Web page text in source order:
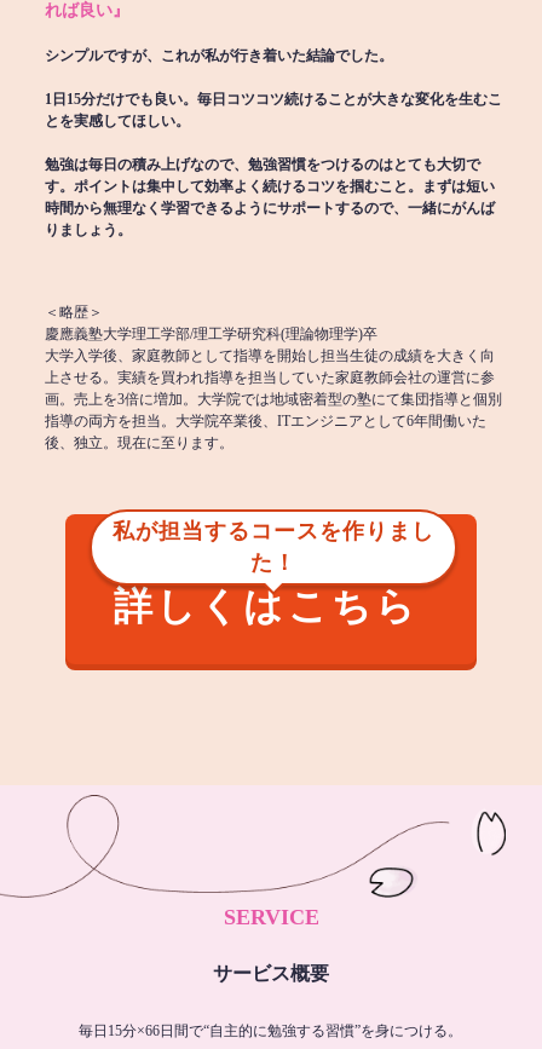
れば良い』
シンプルですが、これが私が行き着いた結論でした。
1日15分だけでも良い。毎日コツコツ続けることが大きな変化を生むこ
とを実感してほしい。
勉強は毎日の積み上げなので、勉強習慣をつけるのはとても大切で
す。ポイントは集中して効率よく続けるコツを掴むこと。まずは短い
時間から無理なく学習できるようにサポートするので、一緒にがんば
りましょう。
＜略歴＞
慶應義塾大学理工学部/理工学研究科(理論物理学)卒
大学入学後、家庭教師として指導を開始し担当生徒の成績を大きく向
上させる。実績を買われ指導を担当していた家庭教師会社の運営に参
画。売上を3倍に増加。大学院では地域密着型の塾にて集団指導と個別
指導の両方を担当。大学院卒業後、ITエンジニアとして6年間働いた
後、独立。現在に至ります。
私が担当するコースを作りまし
た！
詳しくはこちら
SERVICE
サービス概要
毎日15分×66日間で“自主的に勉強する習慣”を身につける。